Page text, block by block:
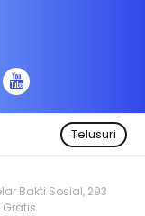
Telusuri
Bakti Sosial, 293